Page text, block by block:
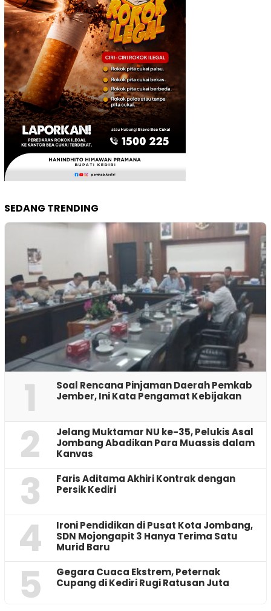
SEDANG TRENDING
1
‎Soal Rencana Pinjaman Daerah Pemkab
Jember, Ini Kata Pengamat Kebijakan ‎
2
Jelang Muktamar NU ke-35, Pelukis Asal
Jombang Abadikan Para Muassis dalam
Kanvas
3
Faris Aditama Akhiri Kontrak dengan
Persik Kediri
4
Ironi Pendidikan di Pusat Kota Jombang,
SDN Mojongapit 3 Hanya Terima Satu
Murid Baru
5
‎Gegara Cuaca Ekstrem, Peternak
Cupang di Kediri Rugi Ratusan Juta